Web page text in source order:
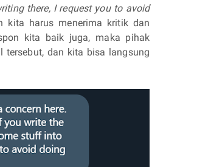
there, I request you to avoid
kita harus menerima kritik dan
kita baik juga, maka pihak
tersebut, dan kita bisa langsung